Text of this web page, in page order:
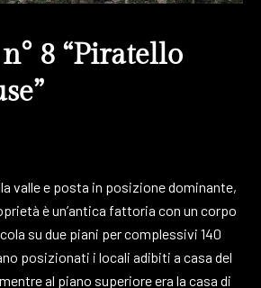
8 “Piratello
valle e posta in posizione dominante,
è un’antica fattoria con un corpo
su due piani per complessivi 140
posizionati i locali adibiti a casa del
al piano superiore era la casa di